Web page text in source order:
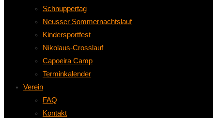
Schnuppertag
Neusser Sommernachtslauf
Kindersportfest
Nikolaus-Crosslauf
Capoeira Camp
Terminkalender
Verein
FAQ
Kontakt